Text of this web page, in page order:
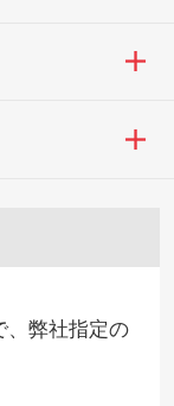
、弊社指定の